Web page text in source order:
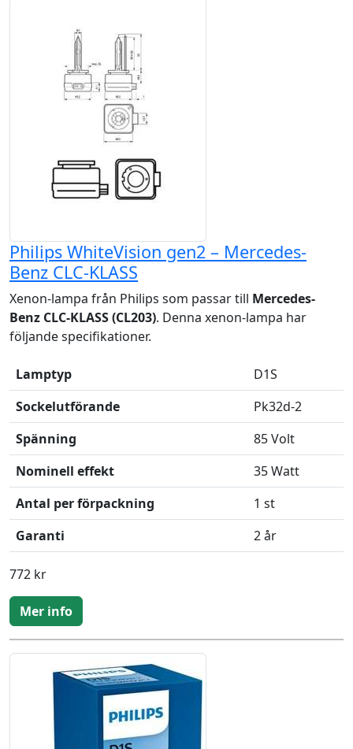
Philips WhiteVision gen2 – Mercedes-
Benz CLC-KLASS
Xenon-lampa från Philips som passar till Mercedes-
Benz CLC-KLASS (CL203). Denna xenon-lampa har
följande specifikationer.
Lamptyp
D1S
Sockelutförande
Pk32d-2
Spänning
85 Volt
Nominell effekt
35 Watt
Antal per förpackning
1 st
Garanti
2 år
772 kr
Mer info